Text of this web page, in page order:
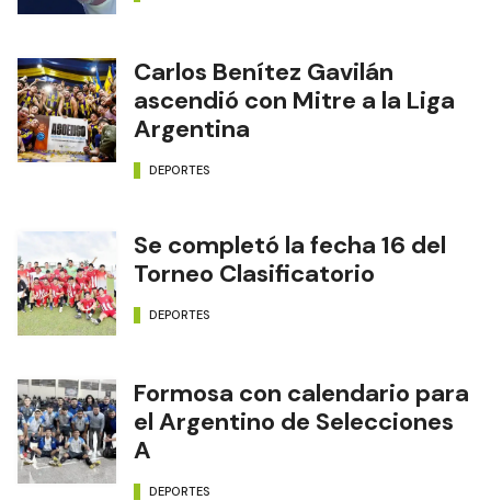
Carlos Benítez Gavilán
ascendió con Mitre a la Liga
Argentina
DEPORTES
Se completó la fecha 16 del
Torneo Clasificatorio
DEPORTES
Formosa con calendario para
el Argentino de Selecciones
A
DEPORTES